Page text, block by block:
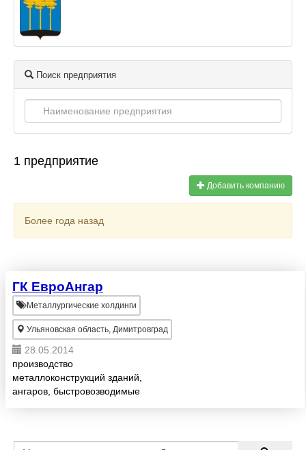
Поиск предприятия
1 предприятие
Добавить компанию
Более года назад
ГК ЕвроАнгар
Металлургические холдинги
Ульяновская область, Димитровград
28.05.2014
производство
металлоконструкций зданий,
ангаров, быстровозводимые